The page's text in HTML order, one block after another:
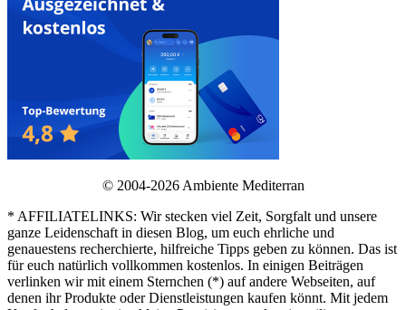
© 2004-2026 Ambiente Mediterran
* AFFILIATELINKS: Wir stecken viel Zeit, Sorgfalt und unsere
ganze Leidenschaft in diesen Blog, um euch ehrliche und
genauestens recherchierte, hilfreiche Tipps geben zu können. Das ist
für euch natürlich vollkommen kostenlos. In einigen Beiträgen
verlinken wir mit einem Sternchen (*) auf andere Webseiten, auf
denen ihr Produkte oder Dienstleistungen kaufen könnt. Mit jedem